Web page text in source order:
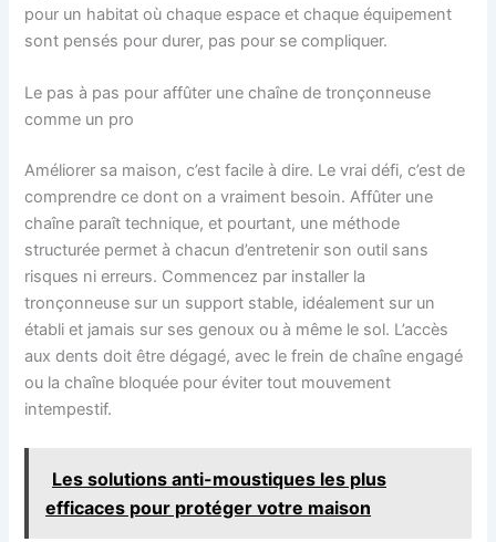
pour un habitat où chaque espace et chaque équipement
sont pensés pour durer, pas pour se compliquer.
Le pas à pas pour affûter une chaîne de tronçonneuse
comme un pro
Améliorer sa maison, c’est facile à dire. Le vrai défi, c’est de
comprendre ce dont on a vraiment besoin. Affûter une
chaîne paraît technique, et pourtant, une méthode
structurée permet à chacun d’entretenir son outil sans
risques ni erreurs. Commencez par installer la
tronçonneuse sur un support stable, idéalement sur un
établi et jamais sur ses genoux ou à même le sol. L’accès
aux dents doit être dégagé, avec le frein de chaîne engagé
ou la chaîne bloquée pour éviter tout mouvement
intempestif.
Les solutions anti-moustiques les plus
efficaces pour protéger votre maison